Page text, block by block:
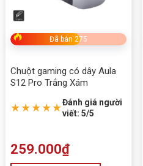
Đã bán 275
Chuột gaming có dây Aula
S12 Pro Trắng Xám
★★★★★Đánh giá người
viết: 5/5
259.000₫